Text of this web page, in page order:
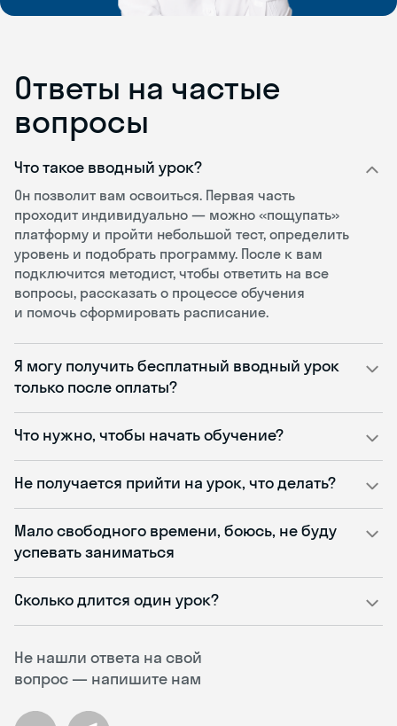
Ответы на частые
вопросы
Не нашли ответа на свой
вопрос — напишите нам
Что такое вводный урок?
Он позволит вам освоиться. Первая часть
проходит индивидуально — можно «пощупать»
платформу и пройти небольшой тест, определить
уровень и подобрать программу. После к вам
подключится методист, чтобы ответить на все
вопросы, рассказать о процессе обучения
и помочь сформировать расписание.
Я могу получить бесплатный вводный урок
только после оплаты?
Что нужно, чтобы начать обучение?
Не получается прийти на урок, что делать?
Мало свободного времени, боюсь, не буду
успевать заниматься
Сколько длится один урок?